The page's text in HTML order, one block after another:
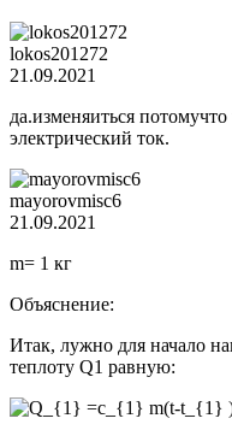
lokos201272
21.09.2021
да.изменяиться
электрический ток.
mayorovmisc6
21.09.2021
m= 1 кг
Объяснение:
Итак, лужно для начало
теплоту Q1 равную: